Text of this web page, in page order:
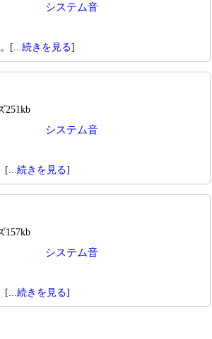
システム音
[... 続きを見る]
251kb
システム音
続きを見る]
157kb
システム音
続きを見る]